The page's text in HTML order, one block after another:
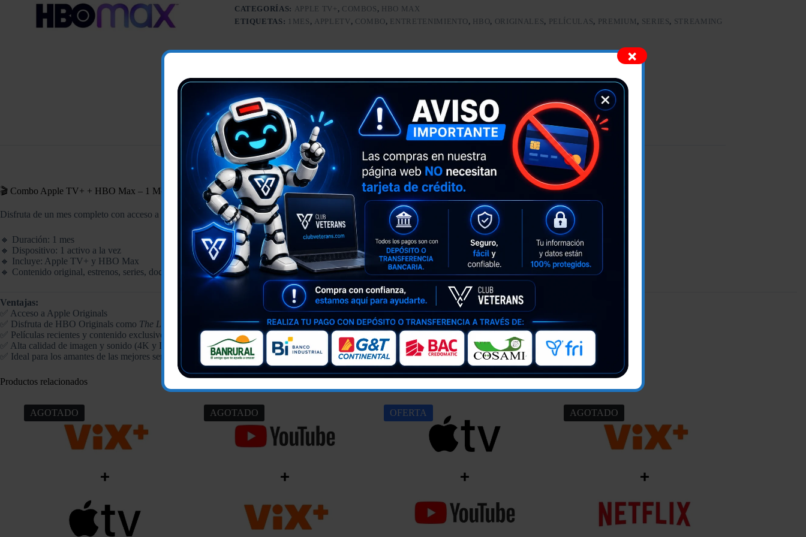
CATEGORÍAS: APPLE TV+ , COMBOS , HBO MAX
ETIQUETAS: 1MES , APPLETV , COMBO, ENTRETENIMIENTO, HBO, ORIGINALES, PELÍCULAS, PREMIUM , SERIES, STREAMING
Descripción
🎬 Combo Apple TV+ + HBO Max – 1 Mes (1 Dispositivo)
Disfruta de un mes completo con acceso a Apple TV+ y HBO Max: dos plataformas de streaming con contenido exclusivo, series galardonadas y películas de estreno.
🔸 Duración: 1 mes
🔸 Dispositivo: 1 activo a la vez
🔸 Incluye: Apple TV+ y HBO Max
🔸 Contenido original, estrenos, series, documentales y más
Ventajas:
✅ Acceso a Apple Originals
✅ Disfruta de HBO Originals como The Last of Us Euphoria,House of the Dragon
✅ Películas recientes y contenido exclusivo
✅ Alta calidad de imagen y sonido (4K y Dolby Atmos donde aplica)
✅ Ideal para los amantes de las mejores series del momento
Productos relacionados
AGOTADO AGOTADO OFERTA AGOTADO
×